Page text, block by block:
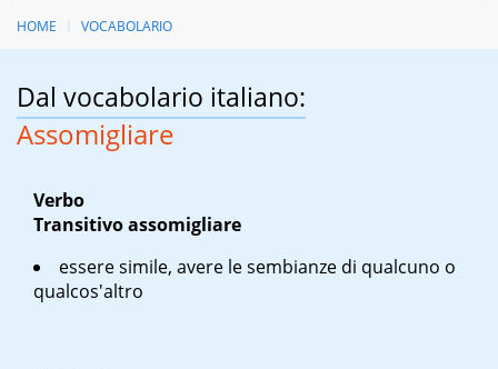
HOME VOCABOLARIO
Dal vocabolario italiano:
Assomigliare
Verbo
Transitivoassomigliare
essere simile, avere le sembianze di qualcuno o
qualcos'altro